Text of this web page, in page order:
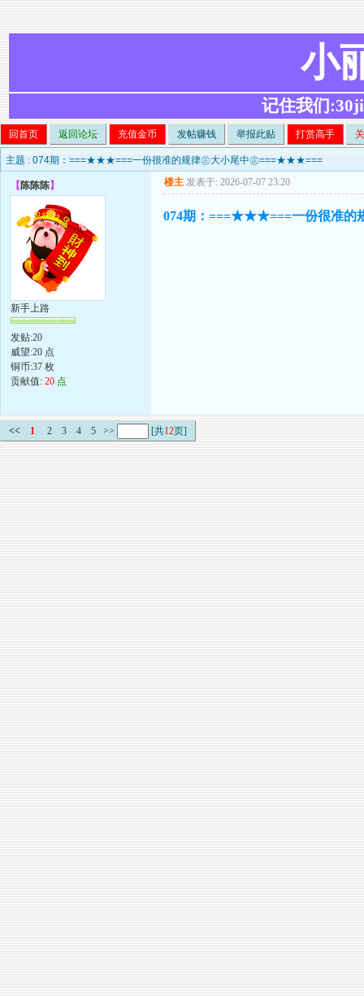
小
记住我们
回首页 返回论坛 充值金币 发帖赚钱 举报此贴 打赏高手
主题 : 074期：===★★★===一份很准的规律㊣大小尾中㊣===★★★===
【 陈陈陈】
新手上路
发贴:20
威望:20 点
铜币:37 枚
贡献值: 20 点
楼主 发表于: 2026-07-07 23:20
074期：===★★★===一份很准
<< 1 2 3 4 5 >> [共12页]